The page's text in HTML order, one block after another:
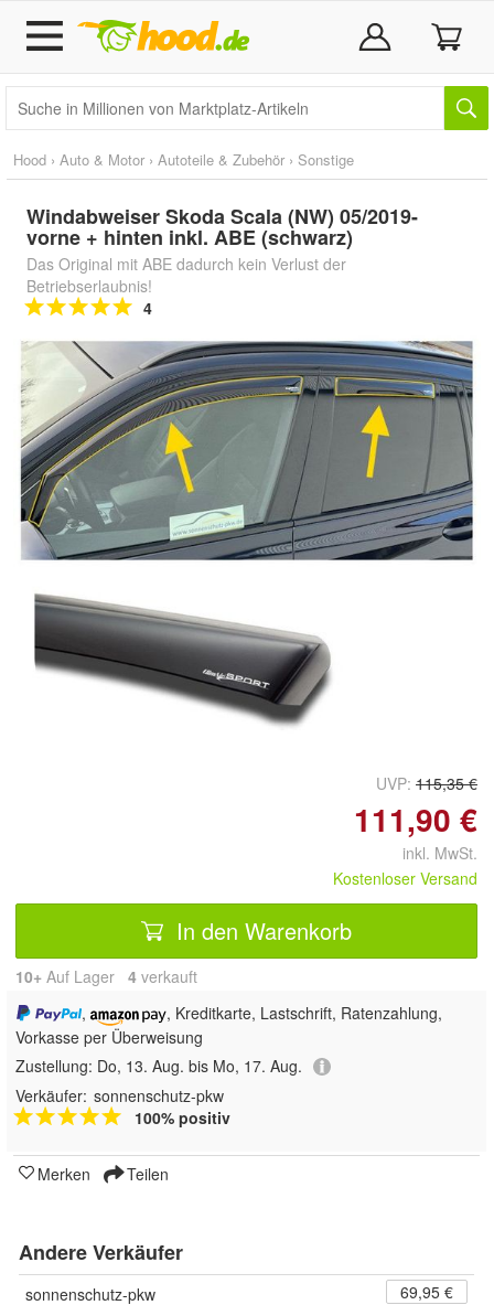
Hood › Auto & Motor › Autoteile & Zubehör › Sonstige
Windabweiser Skoda Scala (NW) 05/2019-
vorne + hinten inkl. ABE (schwarz)
Das Original mit ABE dadurch kein Verlust der
Betriebserlaubnis!
4
UVP: 115,35 €
111,90 €
inkl. MwSt.
Kostenloser Versand
In den Warenkorb
10+ Auf Lager 4 verkauft
,
, Kreditkarte, Lastschrift, Ratenzahlung,
Vorkasse per Überweisung
Zustellung: Do, 13. Aug. bis Mo, 17. Aug.
Verkäufer: sonnenschutz-pkw
100% positiv
Merken Teilen
Andere Verkäufer
sonnenschutz-pkw
69,95 €